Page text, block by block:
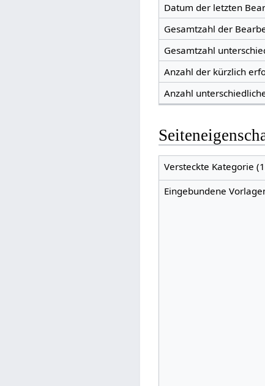
Datum der letzten
Gesamtzahl der
Gesamtzahl
Anzahl der kürzlich
Anzahl
Versteckte Kategorie
Eingebundene